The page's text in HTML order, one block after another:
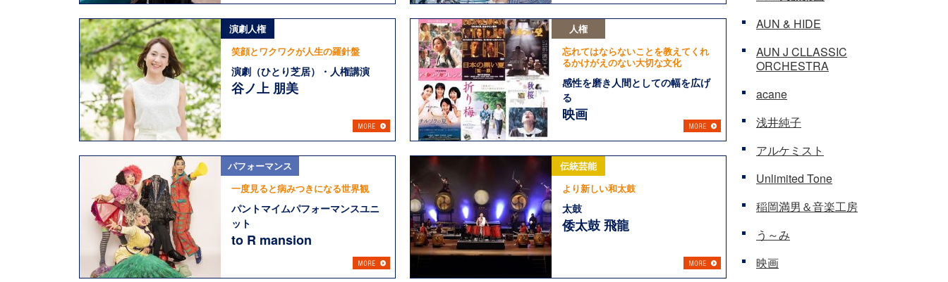
演劇人権
笑顔とワクワクが人生の羅針盤
演劇（ひとり芝居）・人権講演
谷ノ上 朋美
人権
忘れてはならないことを教えてくれ
るかけがえのない大切な文化
感性を磨き人間としての幅を広げ
る
映画
パフォーマンス
一度見ると病みつきになる世界観
パントマイムパフォーマンスユニ
ット
to R mansion
伝統芸能
より新しい和太鼓
太鼓
倭太鼓 飛龍
AUN & HIDE
AUN J CLLASSIC
ORCHESTRA
acane
浅井純子
アルケミスト
Unlimited Tone
稲岡満男＆音楽工房
う～み
映画